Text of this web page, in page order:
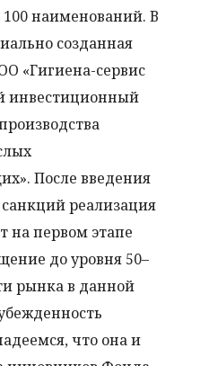
наименований. В
созданная
«Гигиена-сервис
инвестиционный
После введения
реализация
на первом этапе
до уровня 50–
рынка в данной
что она и